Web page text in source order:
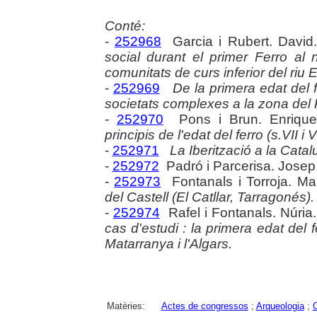
Conté:
- 252968 Garcia i Rubert.
social durant el primer Ferro al
comunitats de curs inferior del riu
- 252969
De la primera edat del
societats complexes a la zona del
- 252970 Pons i Brun.
principis de l'edat del ferro (s.VII i
- 252971
La Iberització a la
- 252972 Padró i Parcerisa.
- 252973 Fontanals i Torroja.
del Castell (El Catllar, Tarragonés).
- 252974 Rafel i Fontanals.
cas d'estudi : la primera edat del
Matarranya i l'Algars.
Matèries: Actes de congressos ; Arqueologia;